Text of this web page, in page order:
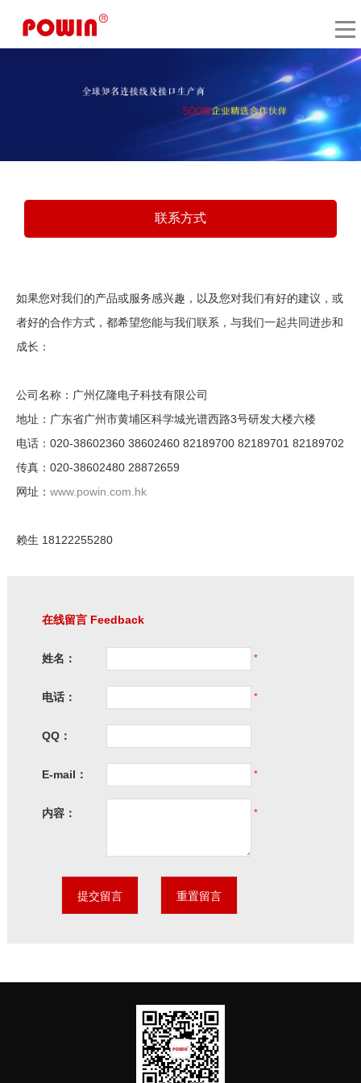
联系方式
如果您对我们的产品或服务感兴趣，以及您对我们有好的建议，或
者好的合作方式，都希望您能与我们联系，与我们一起共同进步和
成长：
公司名称：广州亿隆电子科技有限公司
地址：广东省广州市黄埔区科学城光谱西路3号研发大楼六楼
电话：020-38602360 38602460 82189700 82189701 82189702
传真：020-38602480 28872659
网址： www.powin.com.hk
赖生 18122255280
在线留言 Feedback
姓名： *
电话： *
QQ：
E-mail： *
内容： *